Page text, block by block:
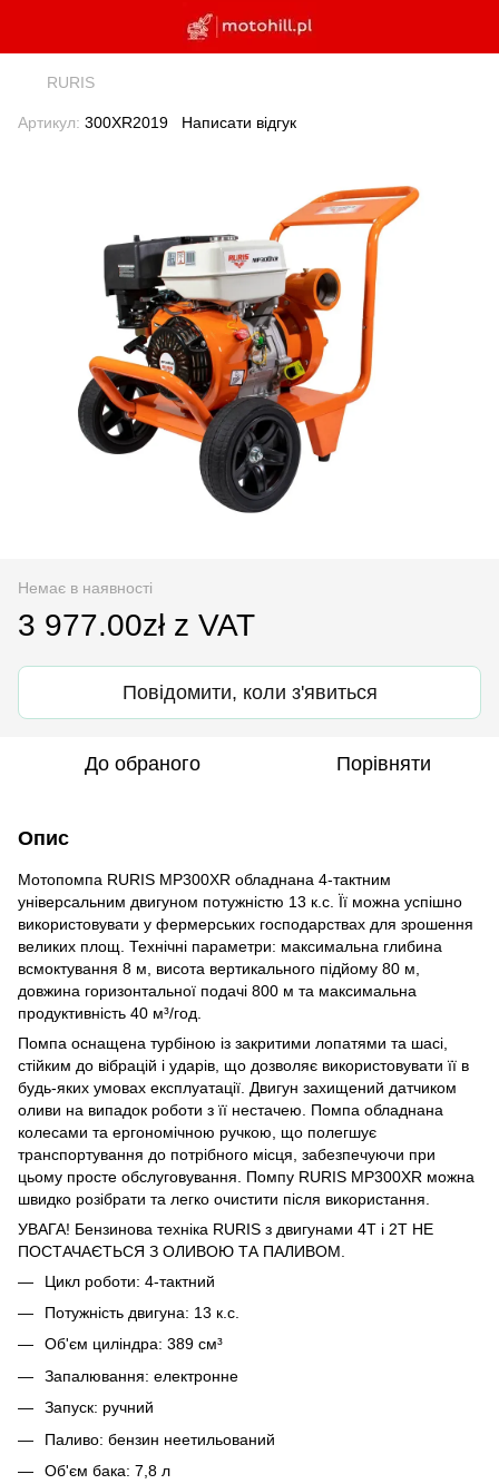
RURIS
Артикул: 300XR2019 Написати відгук
Немає в наявності
3 977.00zł z VAT
Повідомити, коли з'явиться
До обраного Порівняти
Опис
Мотопомпа RURIS MP300XR обладнана 4-тактним
універсальним двигуном потужністю 13 к.с. Її можна успішно
використовувати у фермерських господарствах для зрошення
великих площ. Технічні параметри: максимальна глибина
всмоктування 8 м, висота вертикального підйому 80 м,
довжина горизонтальної подачі 800 м та максимальна
продуктивність 40 м³/год.
Помпа оснащена турбіною із закритими лопатями та шасі,
стійким до вібрацій і ударів, що дозволяє використовувати її в
будь-яких умовах експлуатації. Двигун захищений датчиком
оливи на випадок роботи з її нестачею. Помпа обладнана
колесами та ергономічною ручкою, що полегшує
транспортування до потрібного місця, забезпечуючи при
цьому просте обслуговування. Помпу RURIS MP300XR можна
швидко розібрати та легко очистити після використання.
УВАГА! Бензинова техніка RURIS з двигунами 4T і 2T НЕ
ПОСТАЧАЄТЬСЯ З ОЛИВОЮ ТА ПАЛИВОМ.
Цикл роботи: 4-тактний
Потужність двигуна: 13 к.с.
Об'єм циліндра: 389 см³
Запалювання: електронне
Запуск: ручний
Паливо: бензин неетильований
Об'єм бака: 7,8 л